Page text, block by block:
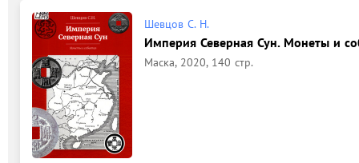
Шевцов С. Н.
Империя Северная Сун. Монеты и
Маска, 2020, 140 стр.